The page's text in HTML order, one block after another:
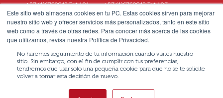
Este sitio web almacena cookies en tu PC. Estas cookies sirven para mejorar
nuestro sitio web y ofrecer servicios más personalizados, tanto en este sitio
web como a través de otras redes. Para conocer más acerca de las cookies
que utilizamos, revisa nuestra Política de Privacidad.
No haremos seguimiento de tu información cuando visites nuestro
sitio. Sin embargo, con el fin de cumplir con tus preferencias,
tendremos que usar solo una pequeña cookie para que no se te solicite
volver a tomar esta decisión de nuevo.
+57 (1)6760812 Ext.101
+57 3057677108
+57 (1)6760812 Ext.107
+57 3102545414